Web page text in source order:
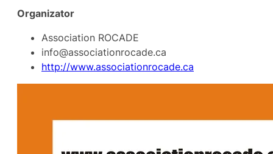
Organizator
Association ROCADE
info@associationrocade.ca
http://www.associationrocade.ca